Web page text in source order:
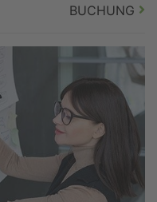
BUCHUNG